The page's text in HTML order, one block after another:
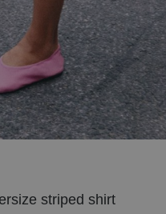
striped shirt